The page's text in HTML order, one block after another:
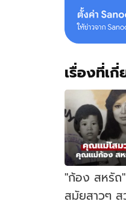
เรื่องที่เ
"ก้อง สหรั
สมัยสาวๆ ส